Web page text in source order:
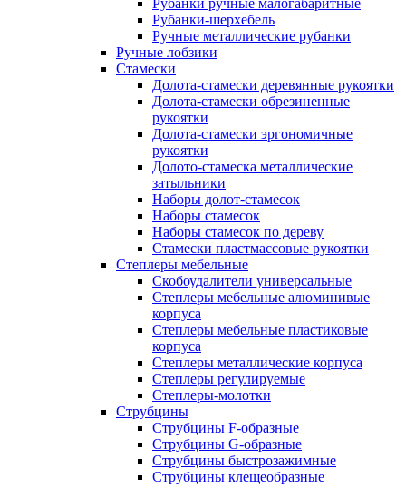
Рубанки ручные малогабаритные
Рубанки-шерхебель
Ручные металлические рубанки
Ручные лобзики
Стамески
Долота-стамески деревянные рукоятки
Долота-стамески обрезиненные
рукоятки
Долота-стамески эргономичные
рукоятки
Долото-стамеска металлические
затыльники
Наборы долот-стамесок
Наборы стамесок
Наборы стамесок по дереву
Стамески пластмассовые рукоятки
Степлеры мебельные
Скобоудалители универсальные
Степлеры мебельные алюминивые
корпуса
Степлеры мебельные пластиковые
корпуса
Степлеры металлические корпуса
Степлеры регулируемые
Степлеры-молотки
Струбцины
Струбцины F-образные
Струбцины G-образные
Струбцины быстрозажимные
Струбцины клещеобразные